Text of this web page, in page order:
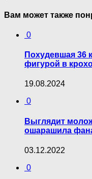
Вам может также
0
Похудевшая 36
фигурой в
19.08.2024
0
Выглядит
ошарашила
03.12.2022
0